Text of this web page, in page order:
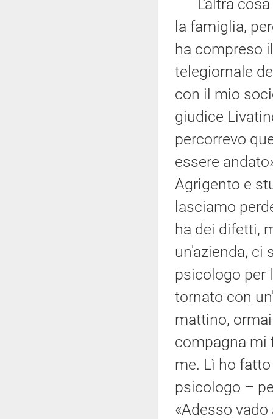
L'altra cosa
la famiglia,
ha compreso
telegiornale
con il mio
giudice
percorrevo
essere
Agrigento e
lasciamo
ha dei difetti,
un'azienda, ci
psicologo per
tornato con
mattino,
compagna mi
me. Lì ho
psicologo –
«Adesso